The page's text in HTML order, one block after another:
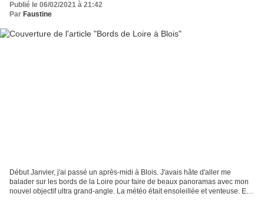
Publié le 06/02/2021 à 21:42
Par Faustine
Début Janvier, j'ai passé un après-midi à Blois. J'avais hâte d'aller me
balader sur les bords de la Loire pour faire de beaux panoramas avec mon
nouvel objectif ultra grand-angle. La météo était ensoleillée et venteuse. En